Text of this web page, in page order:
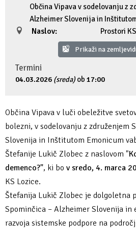
Občina Vipava v sodelovanju z
Alzheimer Slovenija in
Naslov:
Prostori
Prikaži na
Termini
04.03.2026 (sreda)ob 17:00
Občina Vipava v luči obeležitve
bolezni, v sodelovanju z združenjem
Slovenija in Inštitutom Emonicum
Štefanije Lukič Zlobec z naslovom "
demenco?", ki bo v sredo, 4. marca
KS Lozice.
Štefanija Lukič Zlobec je dolgoletna
Spominčica – Alzheimer Slovenija in
razvoja sistemske podpore na